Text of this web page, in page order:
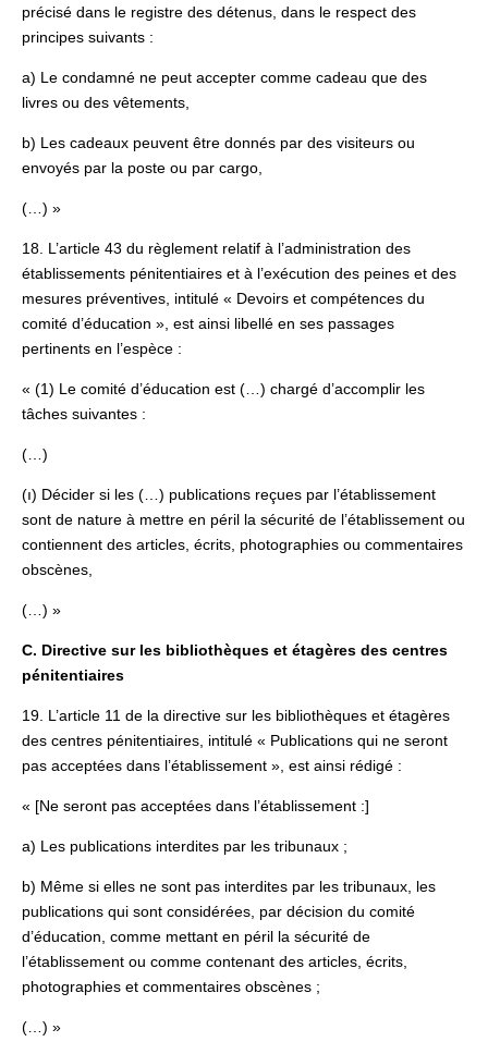
précisé dans le registre des détenus, dans le respect des
principes suivants :
a) Le condamné ne peut accepter comme cadeau que des
livres ou des vêtements,
b) Les cadeaux peuvent être donnés par des visiteurs ou
envoyés par la poste ou par cargo,
(…) »
18. L’article 43 du règlement relatif à l’administration des
établissements pénitentiaires et à l’exécution des peines et des
mesures préventives, intitulé « Devoirs et compétences du
comité d’éducation », est ainsi libellé en ses passages
pertinents en l’espèce :
« (1) Le comité d’éducation est (…) chargé d’accomplir les
tâches suivantes :
(…)
(ı) Décider si les (…) publications reçues par l’établissement
sont de nature à mettre en péril la sécurité de l’établissement ou
contiennent des articles, écrits, photographies ou commentaires
obscènes,
(…) »
C. Directive sur les bibliothèques et étagères des centres
pénitentiaires
19. L’article 11 de la directive sur les bibliothèques et étagères
des centres pénitentiaires, intitulé « Publications qui ne seront
pas acceptées dans l’établissement », est ainsi rédigé :
« [Ne seront pas acceptées dans l’établissement :]
a) Les publications interdites par les tribunaux ;
b) Même si elles ne sont pas interdites par les tribunaux, les
publications qui sont considérées, par décision du comité
d’éducation, comme mettant en péril la sécurité de
l’établissement ou comme contenant des articles, écrits,
photographies et commentaires obscènes ;
(…) »